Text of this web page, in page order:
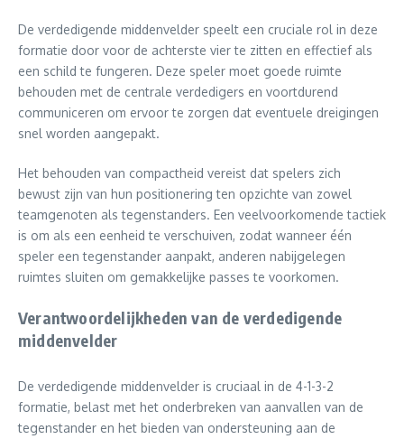
De verdedigende middenvelder speelt een cruciale rol in deze
formatie door voor de achterste vier te zitten en effectief als
een schild te fungeren. Deze speler moet goede ruimte
behouden met de centrale verdedigers en voortdurend
communiceren om ervoor te zorgen dat eventuele dreigingen
snel worden aangepakt.
Het behouden van compactheid vereist dat spelers zich
bewust zijn van hun positionering ten opzichte van zowel
teamgenoten als tegenstanders. Een veelvoorkomende tactiek
is om als een eenheid te verschuiven, zodat wanneer één
speler een tegenstander aanpakt, anderen nabijgelegen
ruimtes sluiten om gemakkelijke passes te voorkomen.
Verantwoordelijkheden van de verdedigende
middenvelder
De verdedigende middenvelder is cruciaal in de 4-1-3-2
formatie, belast met het onderbreken van aanvallen van de
tegenstander en het bieden van ondersteuning aan de